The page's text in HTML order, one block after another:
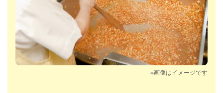
※画像はイメージです